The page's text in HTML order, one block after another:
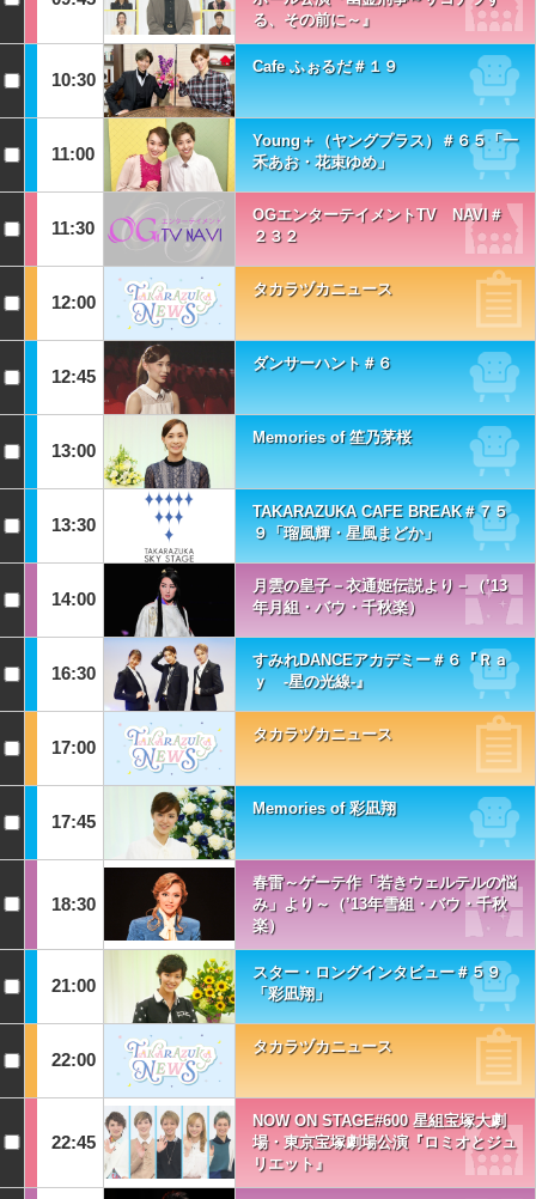
る、その前に～』
10:30
Cafe ふぉるだ＃１９
11:00
Young＋（ヤングプラス）＃６５「一
禾あお・花束ゆめ」
11:30
OGエンターテイメントTV NAVI＃
２３２
12:00
タカラヅカニュース
12:45
ダンサーハント＃６
13:00
Memories of 笙乃茅桜
13:30
TAKARAZUKA CAFE BREAK＃７５
９「瑠風輝・星風まどか」
14:00
月雲の皇子－衣通姫伝説より－（’13
年月組・バウ・千秋楽）
16:30
すみれDANCEアカデミー＃６『Ｒａ
ｙ -星の光線-』
17:00
タカラヅカニュース
17:45
Memories of 彩凪翔
18:30
春雷～ゲーテ作「若きウェルテルの悩
み」より～（’13年雪組・バウ・千秋
楽）
21:00
スター・ロングインタビュー＃５９
「彩凪翔」
22:00
タカラヅカニュース
22:45
NOW ON STAGE#600 星組宝塚大劇
場・東京宝塚劇場公演『ロミオとジュ
リエット』